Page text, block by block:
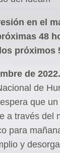
en el
48
próximos
de 2022.
de
que
a través del
para
y